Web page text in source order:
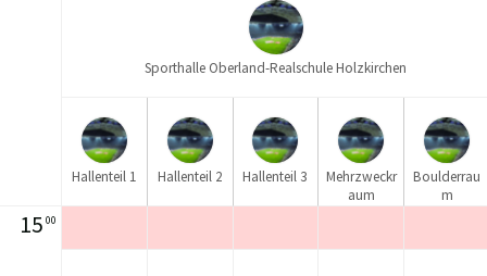
Sporthalle Oberland-Realschule Holzkirchen
Hallenteil 1 Hallenteil 2 Hallenteil 3
Mehrzweckr
aum
Boulderrau
m
15 00